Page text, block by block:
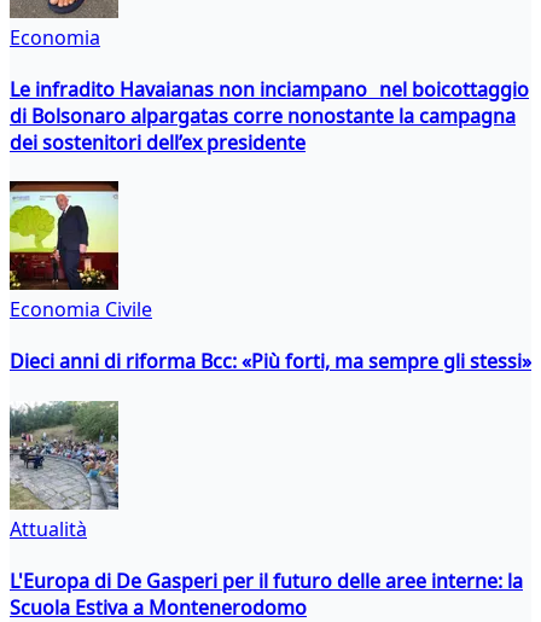
Economia
Le infradito Havaianas non inciampano nel boicottaggio
di Bolsonaro alpargatas corre nonostante la campagna
dei sostenitori dell’ex presidente
Economia Civile
Dieci anni di riforma Bcc: «Più forti, ma sempre gli stessi»
Attualità
L'Europa di De Gasperi per il futuro delle aree interne: la
Scuola Estiva a Montenerodomo